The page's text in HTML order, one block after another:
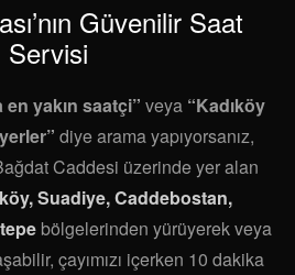
Güvenilir Saat
Servisi
en yakın saatçi” veya “Kadıköy
diye arama yapıyorsanız,
Caddesi üzerinde yer alan
Suadiye, Caddebostan,
bölgelerinden yürüyerek veya
çayımızı içerken 10 dakika